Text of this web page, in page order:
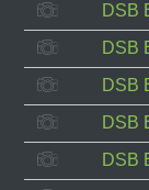
DSB
DSB
DSB
DSB
DSB